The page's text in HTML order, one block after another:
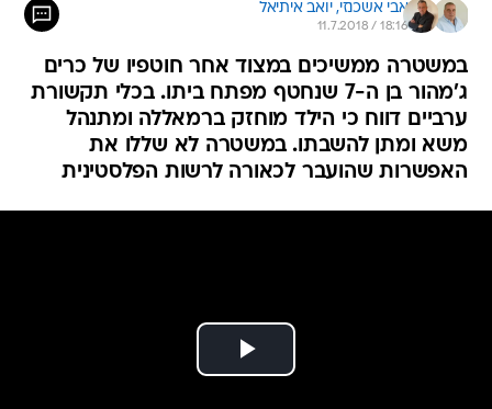
אבי אשכנזי, יואב איתיאל
11.7.2018 / 18:16
במשטרה ממשיכים במצוד אחר חוטפיו של כרים
ג'מהור בן ה-7 שנחטף מפתח ביתו. בכלי תקשורת
ערביים דווח כי הילד מוחזק ברמאללה ומתנהל
משא ומתן להשבתו. במשטרה לא שללו את
האפשרות שהועבר לכאורה לרשות הפלסטינית